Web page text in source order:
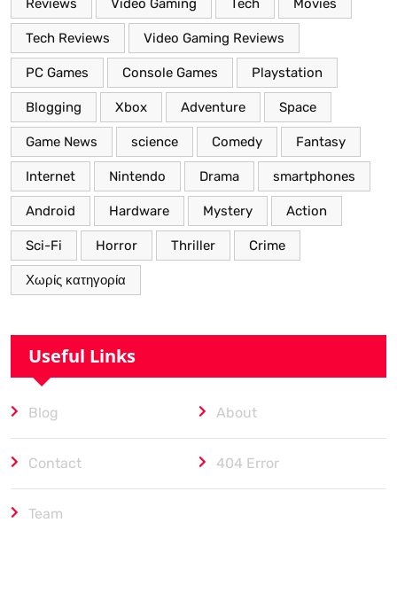
Reviews Video Gaming Tech Movies
Tech Reviews Video Gaming Reviews
PC Games Console Games Playstation
Blogging Xbox Adventure Space
Game News science Comedy Fantasy
Internet Nintendo Drama smartphones
Android Hardware Mystery Action
Sci-Fi Horror Thriller Crime
Χωρίς κατηγορία
Useful Links
Blog About
Contact 404 Error
Team